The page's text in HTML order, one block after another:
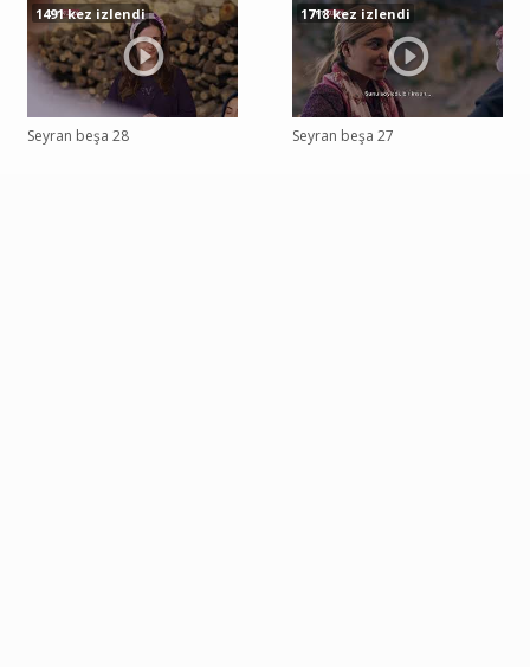
Seyran beşa 28
1491 kez izlendi
Seyran beşa 27
1718 kez izlendi